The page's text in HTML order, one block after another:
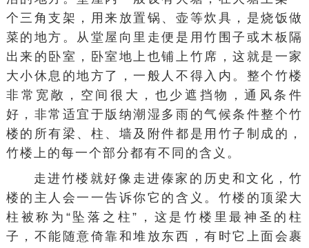
个三角支架，用来放置锅、壶等炊具，是烧饭做
菜的地方。从堂屋向里走便是用竹围子或木板隔
出来的卧室，卧室地上也铺上竹席，这就是一家
大小休息的地方了，一般人不得入内。整个竹楼
非常宽敞，空间很大，也少遮挡物，通风条件
好，非常适宜于版纳潮湿多雨的气候条件整个竹
楼的所有梁、柱、墙及附件都是用竹子制成的，
竹楼上的每一个部分都有不同的含义。
走进竹楼就好像走进傣家的历史和文化，竹
楼的主人会一一告诉你它的含义。竹楼的顶梁大
柱被称为“坠落之柱”，这是竹楼里最神圣的柱
子，不能随意倚靠和堆放东西，有时它上面会裹